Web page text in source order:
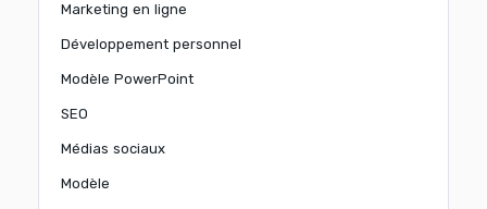
Marketing en ligne
Développement personnel
Modèle PowerPoint
SEO
Médias sociaux
Modèle